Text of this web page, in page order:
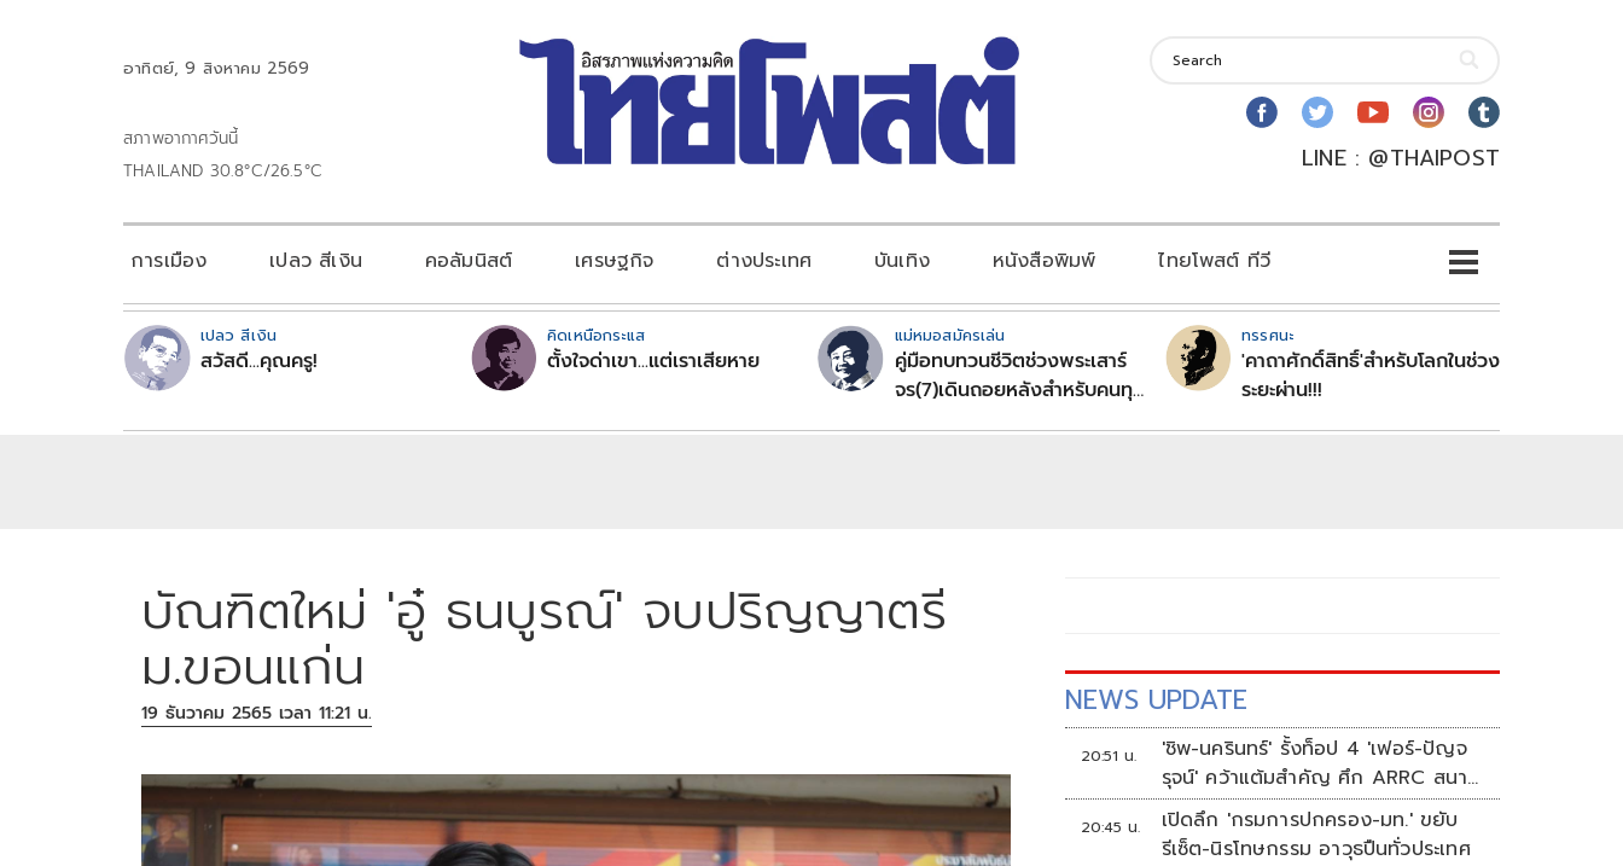
อาทิตย์, 9 สิงหาคม 2569
สภาพอากาศวันนี้
THAILAND 30.8°C/26.5°C
LINE : @THAIPOST
การเมือง เปลว สีเงิน คอลัมนิสต์ เศรษฐกิจ ต่างประเทศ บันเทิง หนังสือพิมพ์ ไทยโพสต์ ทีวี
เปลว สีเงิน
สวัสดี...คุณครู!
คิดเหนือกระแส
ตั้งใจด่าเขา...แต่เราเสียหาย
แม่หมอสมัครเล่น
คู่มือทบทวนชีวิตช่วงพระเสาร์
จร(7)เดินถอยหลังสำหรับคนทุก
ทรรศนะ
'คาถาศักดิ์สิทธิ์'สำหรับโลกในช่วง
ระยะผ่าน!!!
บัณฑิตใหม่ 'อู๋ ธนบูรณ์' จบปริญญาตรี
ม.ขอนแก่น
19 ธันวาคม 2565 เวลา 11:21 น. NEWS UPDATE
20:51 น.
'ชิพ-นครินทร์' รั้งท็อป 4 'เฟอร์-ปัญจ
รุจน์' คว้าแต้มสำคัญ ศึก ARRC สนาม
4 เรซ 2
20:45 น.
เปิดลึก 'กรมการปกครอง-มท.' ขยับ
รีเซ็ต-นิรโทษกรรม อาวุธปืนทั่วประเทศ